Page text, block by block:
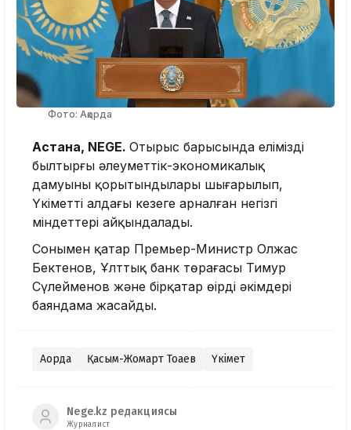
Фото: Ақорда
Астана, NEGE. Отырыс барысында еліміздің
былтырғы әлеуметтік-экономикалық
дамуының қорытындылары шығарылып,
Үкіметтің алдағы кезеңге арналған негізгі
міндеттері айқындалады.
Сонымен қатар Премьер-Министр Олжас
Бектенов, Ұлттық банк төрағасы Тимур
Сүлейменов және бірқатар өңірдің әкімдері
баяндама жасайды.
Ақорда Қасым-Жомарт Тоқаев Үкімет
Nege.kz редакциясы
Журналист